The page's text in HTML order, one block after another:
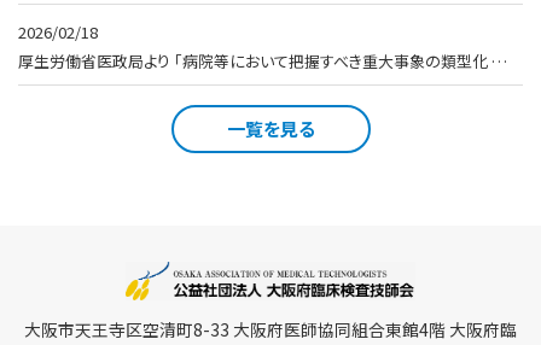
2026/02/18
厚生労働省医政局より 「病院等において把握すべき重大事象の類型化 …
一覧を見る
大阪市天王寺区空清町8-33 大阪府医師協同組合東館4階 大阪府臨